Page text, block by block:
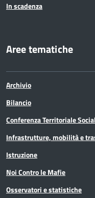
In scadenza
Aree tematiche
Archivio
Bilancio
Conferenza Territoriale
Infrastrutture, mobilità e
Istruzione
Noi Contro le Mafie
Osservatori e statistiche